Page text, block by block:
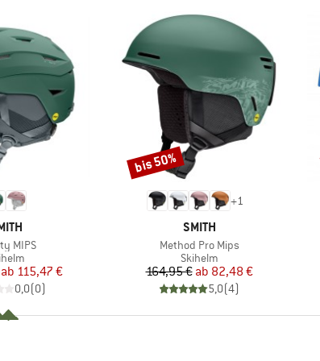
MIPS
Preis
reduzierter Preis
ab 115,47 €
0,0(0)
+1
MARKE
SMITH
Artikel
Method Pro Mips
Produktgruppe
Skihelm
Preis
164,95 € reduzierter Preis
ab 82,48 €
5,0(4)
Rabatt
bis 50%